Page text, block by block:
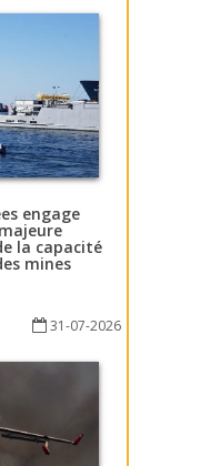
engage
la capacité
mines
31-07-2026